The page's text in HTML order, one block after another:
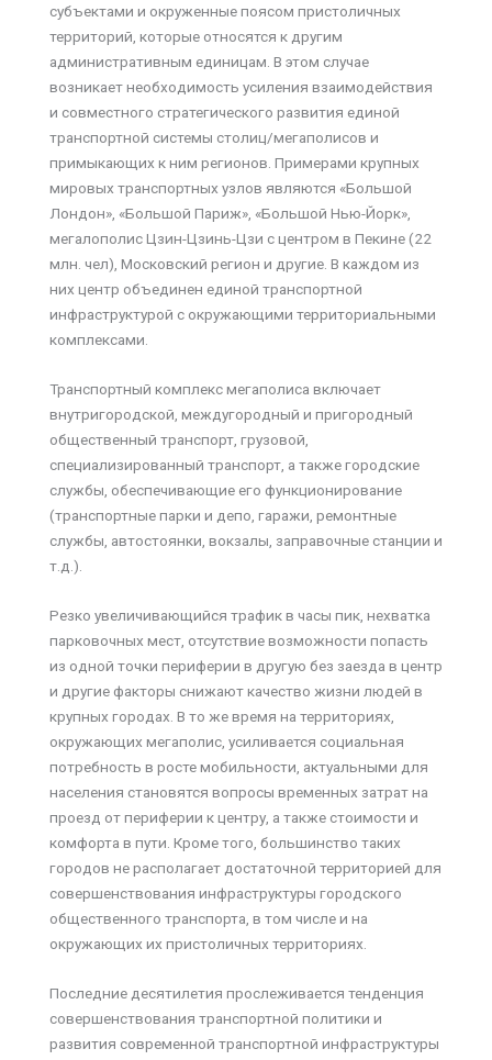
субъектами и окруженные поясом пристоличных
территорий, которые относятся к другим
административным единицам. В этом случае
возникает необходимость усиления взаимодействия
и совместного стратегического развития единой
транспортной системы столиц/мегаполисов и
примыкающих к ним регионов. Примерами крупных
мировых транспортных узлов являются «Большой
Лондон», «Большой Париж», «Большой Нью-Йорк»,
мегалополис Цзин-Цзинь-Цзи с центром в Пекине (22
млн. чел), Московский регион и другие. В каждом из
них центр объединен единой транспортной
инфраструктурой с окружающими территориальными
комплексами.
Транспортный комплекс мегаполиса включает
внутригородской, междугородный и пригородный
общественный транспорт, грузовой,
специализированный транспорт, а также городские
службы, обеспечивающие его функционирование
(транспортные парки и депо, гаражи, ремонтные
службы, автостоянки, вокзалы, заправочные станции и
т.д.).
Резко увеличивающийся трафик в часы пик, нехватка
парковочных мест, отсутствие возможности попасть
из одной точки периферии в другую без заезда в центр
и другие факторы снижают качество жизни людей в
крупных городах. В то же время на территориях,
окружающих мегаполис, усиливается социальная
потребность в росте мобильности, актуальными для
населения становятся вопросы временных затрат на
проезд от периферии к центру, а также стоимости и
комфорта в пути. Кроме того, большинство таких
городов не располагает достаточной территорией для
совершенствования инфраструктуры городского
общественного транспорта, в том числе и на
окружающих их пристоличных территориях.
Последние десятилетия прослеживается тенденция
совершенствования транспортной политики и
развития современной транспортной инфраструктуры